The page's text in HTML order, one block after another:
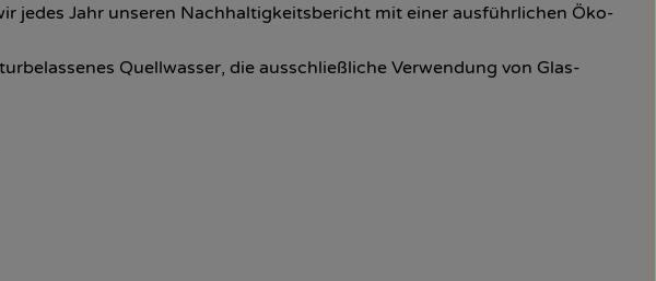
jedes Jahr unseren Nachhaltigkeitsbericht mit einer ausführlichen Öko-
Quellwasser, die ausschließliche Verwendung von Glas-